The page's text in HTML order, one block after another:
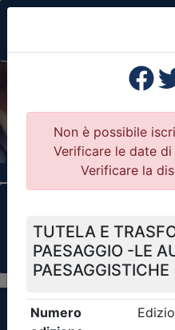
Previous
Il portale della
Collegi
Clicca qui - espandi